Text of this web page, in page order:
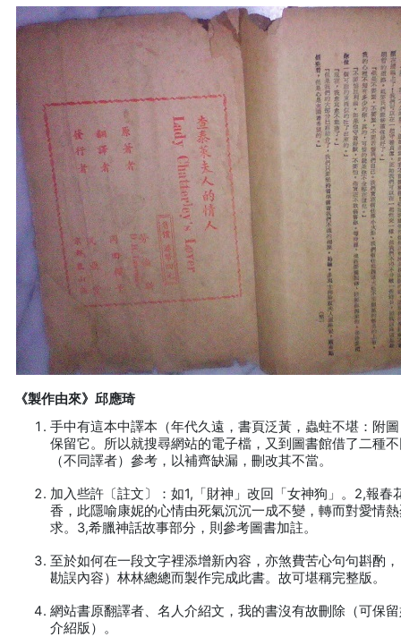
《製作由來》邱應琦
手中有這本中譯本（年代久遠，書頁泛黃，蟲蛀不堪：附
保留它。所以就搜尋網站的電子檔，又到圖書館借了二種
（不同譯者）參考，以補齊缺漏，刪改其不當。
加入些許〔註文〕：如1,「財神」改回「女神狗」。2,報春
香，此隱喻康妮的心情由死氣沉沉一成不變，轉而對愛情
求。3,希臘神話故事部分，則參考圖書加註。
至於如何在一段文字裡添增新內容，亦煞費苦心句句斟酌
勘誤內容）林林總總而製作完成此書。故可堪稱完整版。
網站書原翻譯者、名人介紹文，我的書沒有故刪除（可保
介紹版）。